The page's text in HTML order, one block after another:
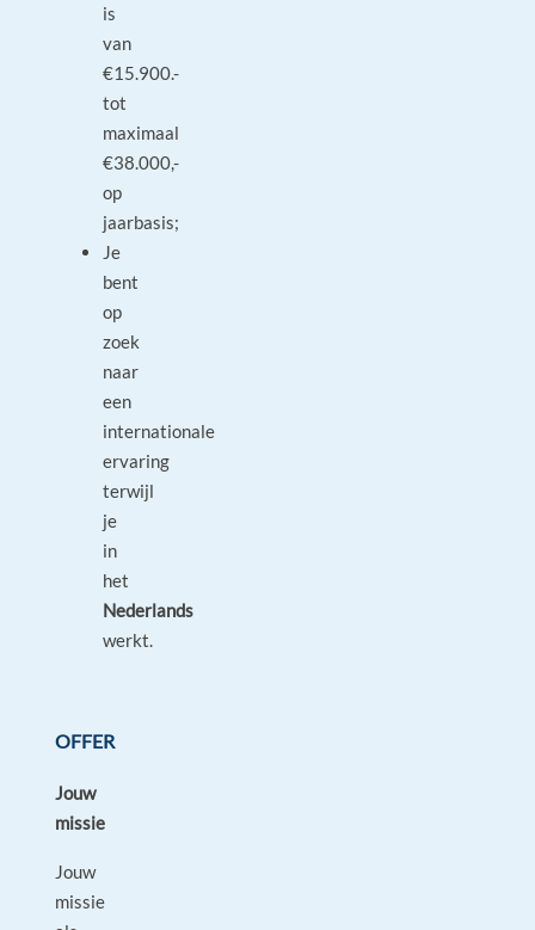
is
van
€15.900.-
tot
maximaal
€38.000,-
op
jaarbasis;
Je
bent
op
zoek
naar
een
internationale
ervaring
terwijl
je
in
het
Nederlands
werkt.
OFFER
Jouw
missie
Jouw
missie